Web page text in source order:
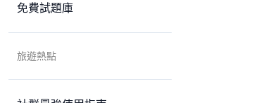
免費試題庫
旅遊熱點